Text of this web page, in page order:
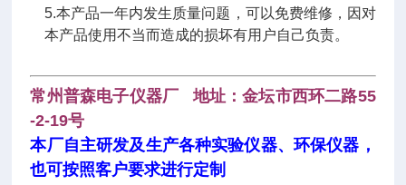
5.本产品一年内发生质量问题，可以免费维修，因对
本产品使用不当而造成的损坏有用户自己负责。
常州普森电子仪器厂 地址：金坛市西环二路55
-2-19号
本厂自主研发及生产各种实验仪器、环保仪器，
也可按照客户要求进行定制